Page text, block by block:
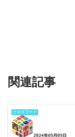
関連記事
クロスワード